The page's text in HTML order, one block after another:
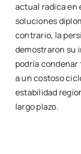
actual radica en
soluciones
contrario, la
demostraron su
podría condenar
a un costoso
estabilidad
largo plazo.